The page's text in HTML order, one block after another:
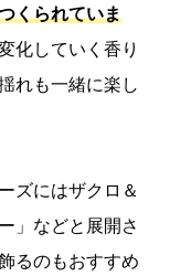
くられていま
化していく香り
れも一緒に楽し
ズにはザクロ＆
」などと展開さ
るのもおすすめ